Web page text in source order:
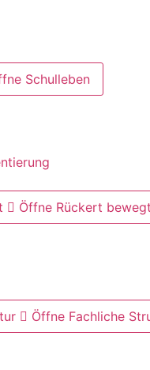
Schulleben
Öffne Rückert
Öffne Fachliche